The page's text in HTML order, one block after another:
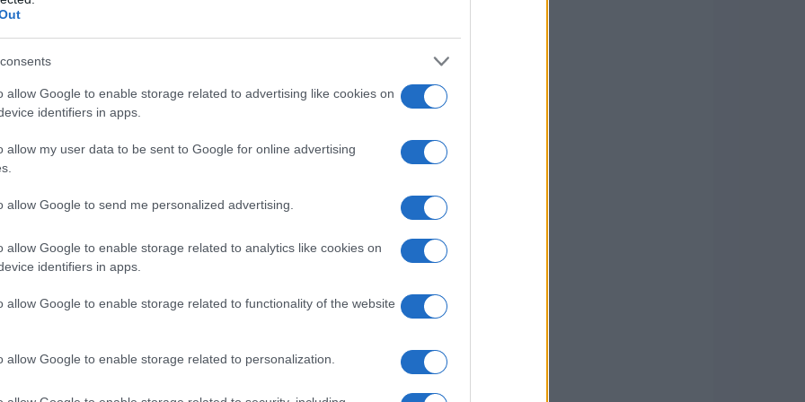
allow Google to enable storage related to advertising like cookies on
identifiers in apps.
allow my user data to be sent to Google for online advertising
allow Google to send me personalized advertising.
allow Google to enable storage related to analytics like cookies on
identifiers in apps.
allow Google to enable storage related to functionality of the website
allow Google to enable storage related to personalization.
Effectivement, les HYIP fonctionnent fréquemment
nouveaux investisseurs sont utilisés pour
rentabilité, mais inévitablement, la majorité de ces
financières considérables pour de nombreux